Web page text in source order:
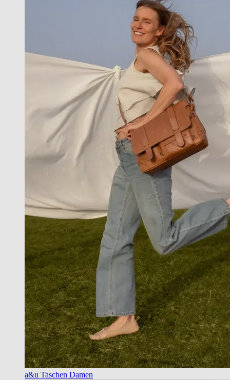
a&u Taschen Damen